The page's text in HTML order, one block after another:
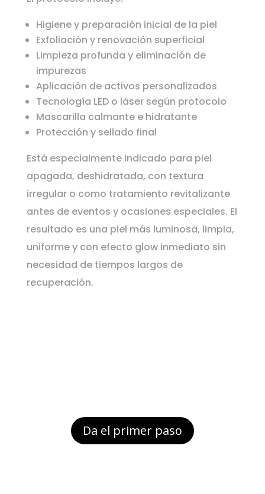
Higiene y preparación inicial de la piel
Exfoliación y renovación superficial
Limpieza profunda y eliminación de
impurezas
Aplicación de activos personalizados
Tecnología LED o láser según protocolo
Mascarilla calmante e hidratante
Protección y sellado final
Está especialmente indicado para piel
apagada, deshidratada, con textura
irregular o como tratamiento revitalizante
antes de eventos y ocasiones especiales. El
resultado es una piel más luminosa, limpia,
uniforme y con efecto glow inmediato sin
necesidad de tiempos largos de
recuperación.
Da el primer paso